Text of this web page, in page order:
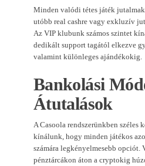
Minden valódi tétes játék
utóbb real cashre vagy exkluzív
Az VIP klubunk számos szintet
dedikált support tagától elkezve
valamint különleges ajándékokig.
Bankolási
Átutalások
A Casoola rendszerünkben széles
kínálunk, hogy minden játékos
számára legkényelmesebb opciót.
pénztárcákon áton a cryptokig